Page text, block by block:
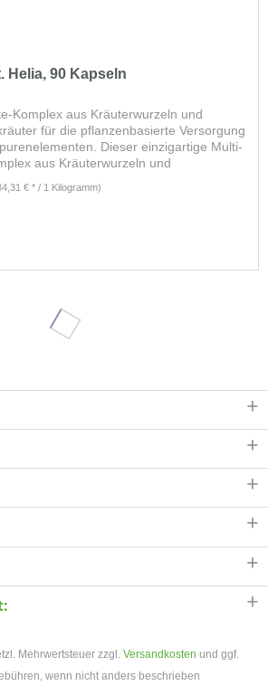
Helia, 90 Kapseln
Komplex aus Kräuterwurzeln und
für die pflanzenbasierte Versorgung
Dieser einzigartige Multi-
aus Kräuterwurzeln und
€ * / 1 Kilogramm)
Mehrwertsteuer zzgl. Versandkosten und ggf.
wenn nicht anders beschrieben